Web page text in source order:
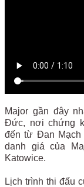
Major gần đây
Đức, nơi chứng
đến từ Đan Mạch
danh giá của
Katowice.
Lịch trình thi đấu